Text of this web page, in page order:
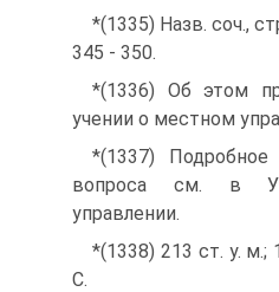
*(1335) Назв. соч.,
345 - 350.
*(1336) Об этом
учении о местном
*(1337) Подробное
вопроса см. в
управлении.
*(1338) 213 ст. у. м.;
С.